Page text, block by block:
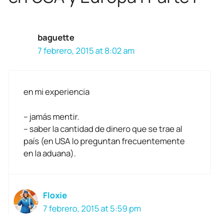
baguette
7 febrero, 2015 at 8:02 am
en mi experiencia
– jamás mentir.
– saber la cantidad de dinero que se trae al
país (en USA lo preguntan frecuentemente
en la aduana).
Floxie
7 febrero, 2015 at 5:59 pm